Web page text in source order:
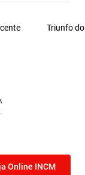
Triunfo
Online INCM